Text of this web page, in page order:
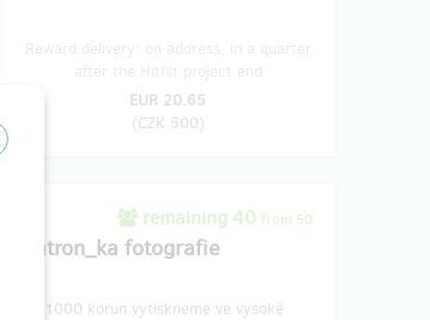
EUR 20.65
(CZK 500)
remaining 40 from 50
Patron_ka fotografie
Za 1000 korun vytiskneme ve vysoké